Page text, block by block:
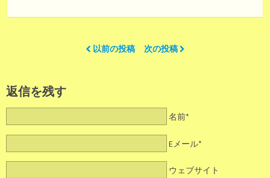
以前の投稿 次の投稿
返信を残す
名前*
Eメール*
ウェブサイト